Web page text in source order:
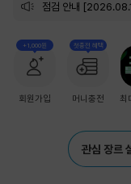
점검 안내
+1,000원
회원가입
첫충전 혜택
머니충전
관심 장르